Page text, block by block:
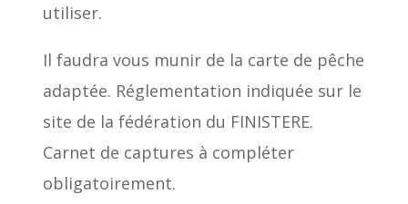
utiliser.
Il faudra vous munir de la carte de pêche
adaptée. Réglementation indiquée sur le
site de la fédération du FINISTERE.
Carnet de captures à compléter
obligatoirement.